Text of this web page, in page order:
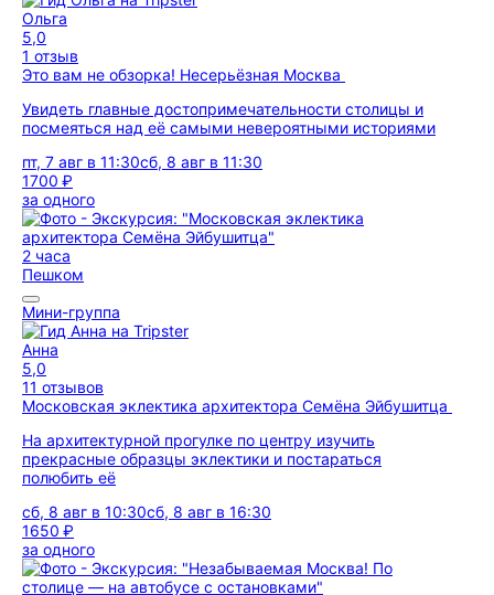
Ольга
5,0
1 отзыв
Это вам не обзорка! Несерьёзная Москва
Увидеть главные достопримечательности столицы и
посмеяться над её самыми невероятными историями
пт, 7 авг в 11:30сб, 8 авг в 11:30
1700 ₽
за одного
2 часа
Пешком
Мини-группа
Анна
5,0
11 отзывов
Московская эклектика архитектора Семёна Эйбушитца
На архитектурной прогулке по центру изучить
прекрасные образцы эклектики и постараться
полюбить её
сб, 8 авг в 10:30сб, 8 авг в 16:30
1650 ₽
за одного